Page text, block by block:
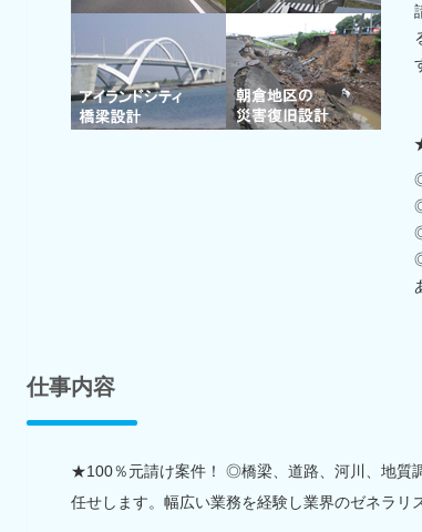
仕事内容
★100％元請け案件！ ◎橋梁、道路、河川、地質
任せします。幅広い業務を経験し業界のゼネラリ